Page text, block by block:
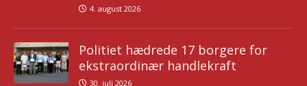
4. august 2026
Politiet hædrede 17 borgere for
ekstraordinær handlekraft
30. juli 2026